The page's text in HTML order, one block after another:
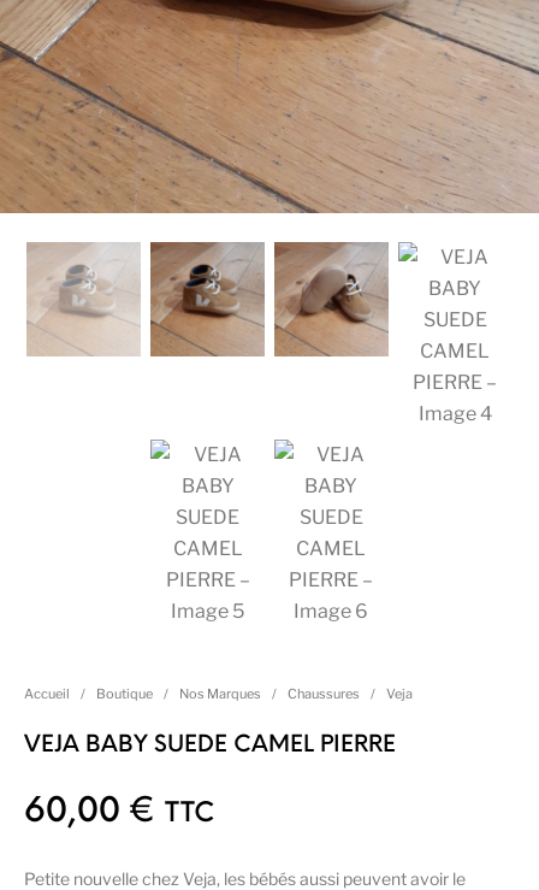
Accueil / Boutique / Nos Marques / Chaussures / Veja
VEJA BABY SUEDE CAMEL PIERRE
60,00€ TTC
Petite nouvelle chez Veja, les bébés aussi peuvent avoir le